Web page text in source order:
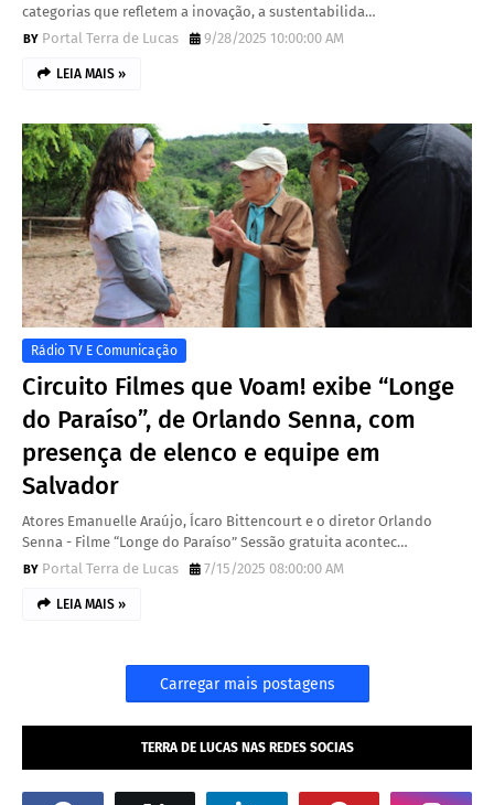
categorias que refletem a inovação, a sustentabilida…
Portal Terra de Lucas
9/28/2025 10:00:00 AM
LEIA MAIS »
Rádio TV E Comunicação
Circuito Filmes que Voam! exibe “Longe
do Paraíso”, de Orlando Senna, com
presença de elenco e equipe em
Salvador
Atores Emanuelle Araújo, Ícaro Bittencourt e o diretor Orlando
Senna - Filme “Longe do Paraíso” Sessão gratuita acontec…
Portal Terra de Lucas
7/15/2025 08:00:00 AM
LEIA MAIS »
Carregar mais postagens
TERRA DE LUCAS NAS REDES SOCIAS